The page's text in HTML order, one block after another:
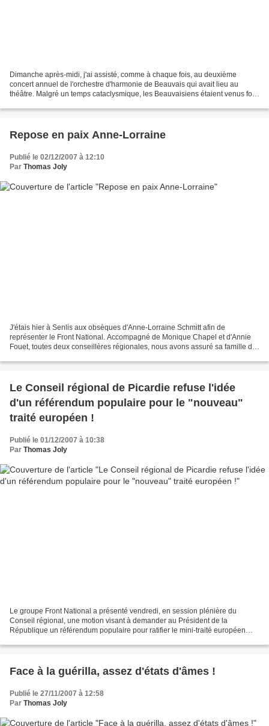
Dimanche après-midi, j'ai assisté, comme à chaque fois, au deuxième
concert annuel de l'orchestre d'harmonie de Beauvais qui avait lieu au
théâtre. Malgré un temps cataclysmique, les Beauvaisiens étaient venus fort
Repose en paix Anne-Lorraine
Publié le 02/12/2007 à 12:10
Par Thomas Joly
J'étais hier à Senlis aux obsèques d'Anne-Lorraine Schmitt afin de
représenter le Front National. Accompagné de Monique Chapel et d'Annie
Fouet, toutes deux conseillères régionales, nous avons assuré sa famille de
Le Conseil régional de Picardie refuse l'idée
d'un référendum populaire pour le "nouveau"
traité européen !
Publié le 01/12/2007 à 10:38
Par Thomas Joly
Le groupe Front National a présenté vendredi, en session plénière du
Conseil régional, une motion visant à demander au Président de la
République un référendum populaire pour ratifier le mini-traité européen
Face à la guérilla, assez d'états d'âmes !
Publié le 27/11/2007 à 12:58
Par Thomas Joly